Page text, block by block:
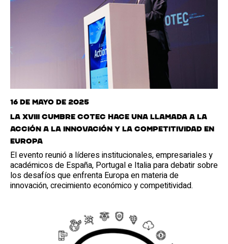
16 de mayo de 2025
La XVIII Cumbre Cotec hace una llamada a la
acción a la innovación y la competitividad en
Europa
El evento reunió a líderes institucionales, empresariales y
académicos de España, Portugal e Italia para debatir sobre
los desafíos que enfrenta Europa en materia de
innovación, crecimiento económico y competitividad.